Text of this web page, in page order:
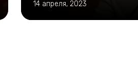
14 апреля, 2023